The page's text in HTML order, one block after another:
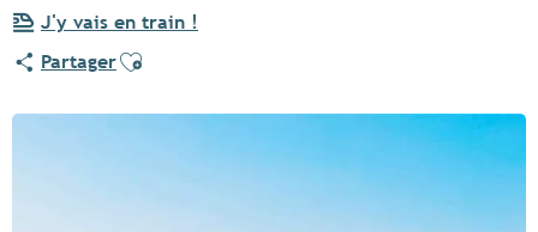
J'y vais en train !
PartagerAjouter aux favoris